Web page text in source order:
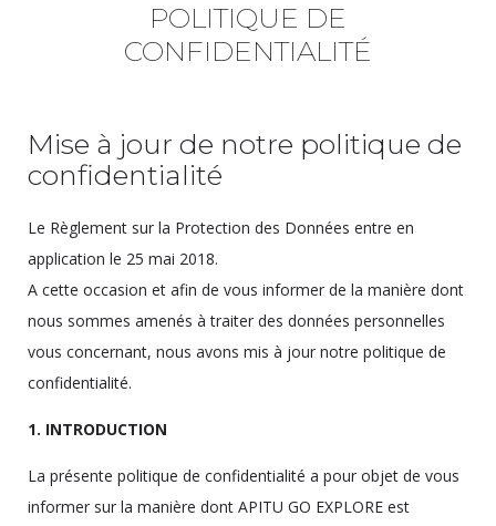
POLITIQUE DE
CONFIDENTIALITÉ
Mise à jour de notre politique de
confidentialité
Le Règlement sur la Protection des Données entre en
application le 25 mai 2018.
A cette occasion et afin de vous informer de la manière dont
nous sommes amenés à traiter des données personnelles
vous concernant, nous avons mis à jour notre politique de
confidentialité.
1. INTRODUCTION
La présente politique de confidentialité a pour objet de vous
informer sur la manière dont APITU GO EXPLORE est